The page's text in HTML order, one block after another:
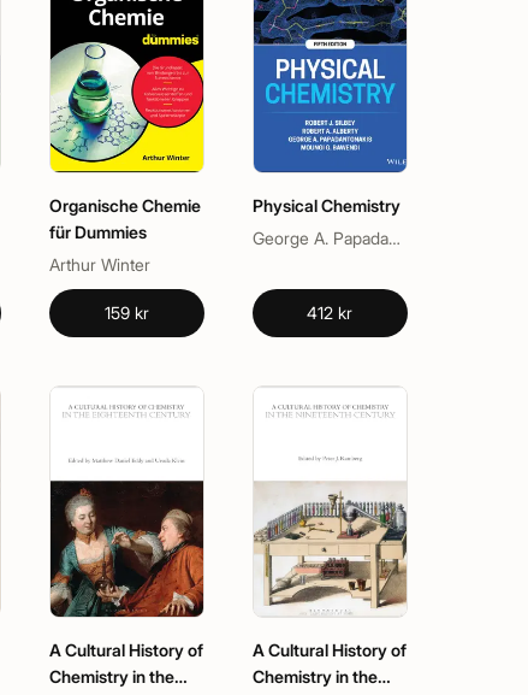
Organische Chemie
für Dummies
Arthur Winter
159 kr
Physical Chemistry
George A. Papadantonakis, Moungi G. Bawendi, Robert A. Alberty, Robert J. Silbey
412 kr
A Cultural History of
Chemistry in the
A Cultural History of
Chemistry in the